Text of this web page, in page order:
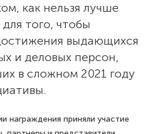
как нельзя лучше
того, чтобы
выдающихся
и деловых персон,
в сложном 2021 году
награждения приняли участие